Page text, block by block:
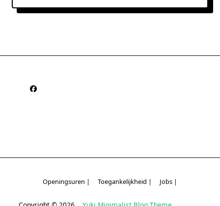
Openingsuren | Toegankelijkheid | Jobs |